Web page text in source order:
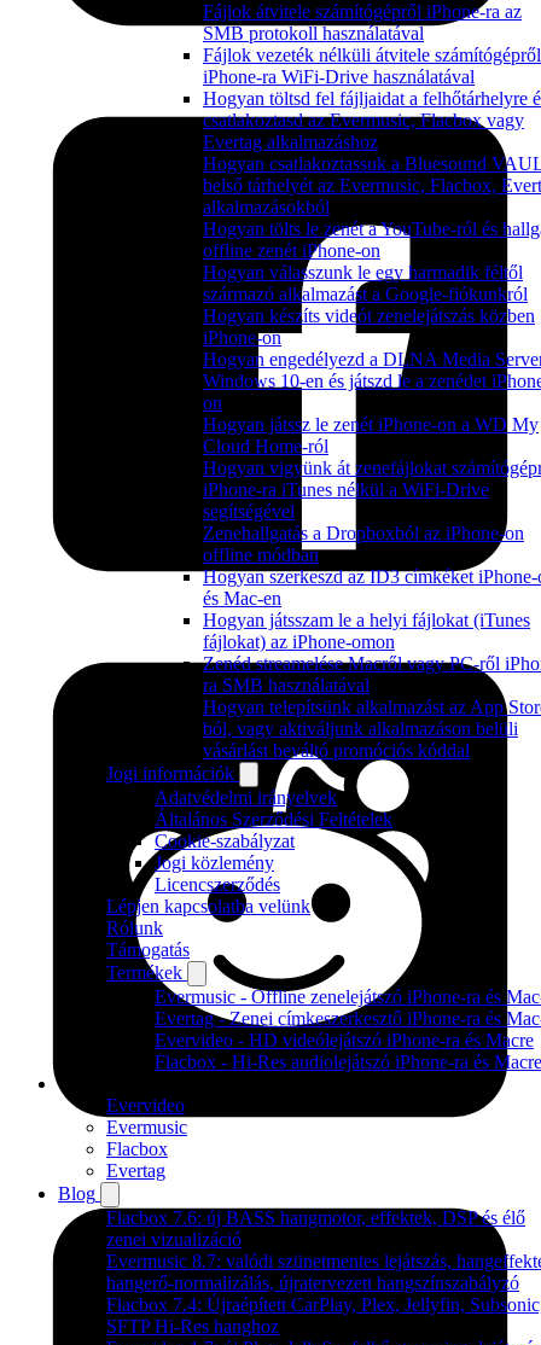
Fájlok átvitele számítógépről iPhone-ra az
SMB protokoll használatával
Fájlok vezeték nélküli átvitele számítógépről
iPhone-ra WiFi-Drive használatával
Hogyan töltsd fel fájljaidat a felhőtárhelyre
csatlakoztasd az Evermusic, Flacbox vagy
Evertag alkalmazáshoz
Hogyan csatlakoztassuk a Bluesound
belső tárhelyét az Evermusic, Flacbox,
alkalmazásokból
Hogyan tölts le zenét a YouTube-ról és
offline zenét iPhone-on
Hogyan válasszunk le egy harmadik féltől
származó alkalmazást a Google-fiókunkról
Hogyan készíts videót zenelejátszás közben
iPhone-on
Hogyan engedélyezd a DLNA Media
Windows 10-en és játszd le a zenédet
on
Hogyan játssz le zenét iPhone-on a WD My
Cloud Home-ról
Hogyan vigyünk át zenefájlokat
iPhone-ra iTunes nélkül a WiFi-Drive
segítségével
Zenehallgatás a Dropboxból az iPhone-on
offline módban
Hogyan szerkeszd az ID3 címkéket iPhone-
és Mac-en
Hogyan játsszam le a helyi fájlokat (iTunes
fájlokat) az iPhone-omon
Zenéd streamelése Macről vagy PC-ről
ra SMB használatával
Hogyan telepítsünk alkalmazást az App
ból, vagy aktiváljunk alkalmazáson belüli
vásárlást beváltó promóciós kóddal
Jogi információk
Adatvédelmi irányelvek
Általános Szerződési Feltételek
Cookie-szabályzat
Jogi közlemény
Licencszerződés
Lépjen kapcsolatba velünk
Rólunk
Támogatás
Termékek
Evermusic - Offline zenelejátszó iPhone-ra és
Evertag - Zenei címkeszerkesztő iPhone-ra és
Evervideo - HD videólejátszó iPhone-ra és Macre
Flacbox - Hi-Res audiolejátszó iPhone-ra és Macre
Termékek
Evervideo
Evermusic
Flacbox
Evertag
Blog
Flacbox 7.6: új BASS hangmotor, effektek, DSP és élő
zenei vizualizáció
Evermusic 8.7: valódi szünetmentes lejátszás,
hangerő-normalizálás, újratervezett hangszínszabályzó
Flacbox 7.4: Újraépített CarPlay, Plex, Jellyfin,
SFTP Hi-Res hanghoz